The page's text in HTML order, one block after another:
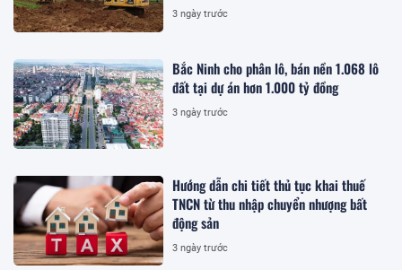
3 ngày trước
Bắc Ninh cho phân lô, bán nền 1.068 lô
đất tại dự án hơn 1.000 tỷ đồng
3 ngày trước
Hướng dẫn chi tiết thủ tục khai thuế
TNCN từ thu nhập chuyển nhượng bất
động sản
3 ngày trước